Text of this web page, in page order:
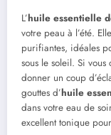
L’huile essentielle
votre peau à l’été.
purifiantes, idéales
sous le soleil. Si
donner un coup
gouttes d’huile
dans votre eau de
excellent tonique